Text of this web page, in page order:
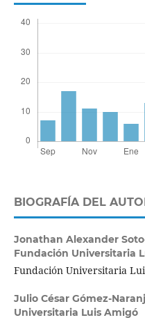
BIOGRAFÍA DEL
Jonathan Alexander
Fundación Universitaria
Fundación Universitaria
Julio César Gómez-
Universitaria Luis Amigó